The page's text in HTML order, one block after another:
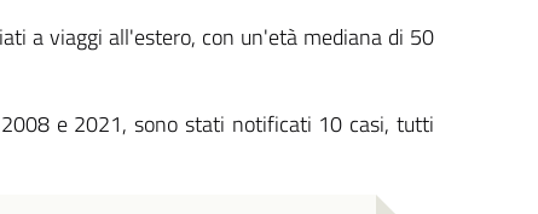
a viaggi all'estero, con un'età mediana di 50
e 2021, sono stati notificati 10 casi, tutti